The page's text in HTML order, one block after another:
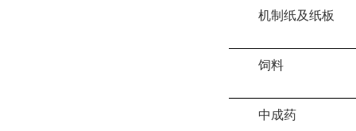
机制纸及纸板
饲料
中成药